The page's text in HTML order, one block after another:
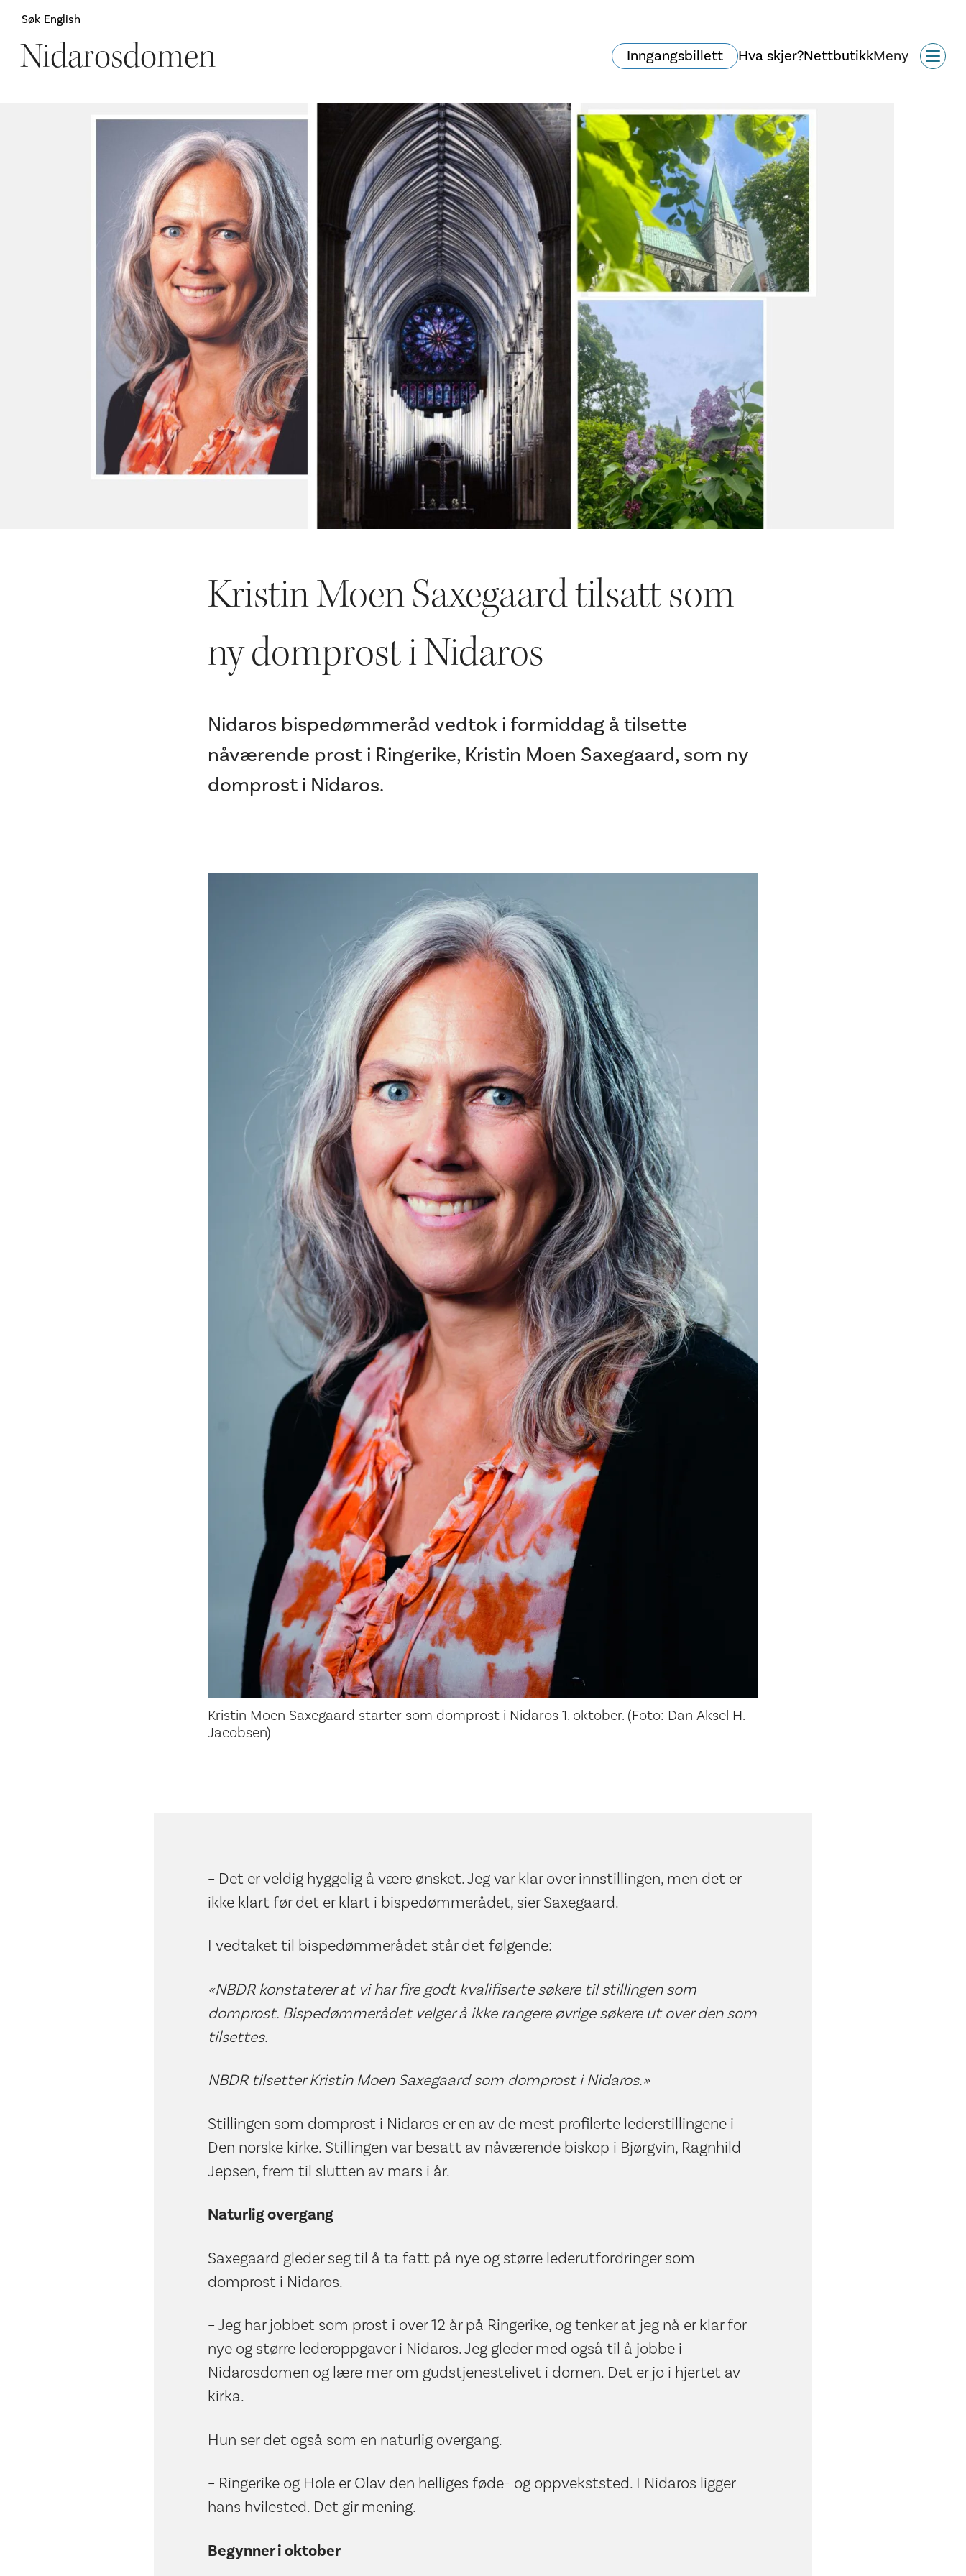
Søk English
Nidarosdomen Inngangsbillett Hva skjer?NettbutikkMeny
Kristin Moen Saxegaard tilsatt som
ny domprost i Nidaros
Nidaros bispedømmeråd vedtok i formiddag å tilsette
nåværende prost i Ringerike, Kristin Moen Saxegaard, som ny
domprost i Nidaros.
Kristin Moen Saxegaard starter som domprost i Nidaros 1. oktober. (Foto: Dan Aksel H.
Jacobsen)
– Det er veldig hyggelig å være ønsket. Jeg var klar over innstillingen, men det er
ikke klart før det er klart i bispedømmerådet, sier Saxegaard.
I vedtaket til bispedømmerådet står det følgende:
«NBDR konstaterer at vi har fire godt kvalifiserte søkere til stillingen som
domprost. Bispedømmerådet velger å ikke rangere øvrige søkere ut over den som
tilsettes.
NBDR tilsetter Kristin Moen Saxegaard som domprost i Nidaros.»
Stillingen som domprost i Nidaros er en av de mest profilerte lederstillingene i
Den norske kirke. Stillingen var besatt av nåværende biskop i Bjørgvin, Ragnhild
Jepsen, frem til slutten av mars i år.
Naturlig overgang
Saxegaard gleder seg til å ta fatt på nye og større lederutfordringer som
domprost i Nidaros.
– Jeg har jobbet som prost i over 12 år på Ringerike, og tenker at jeg nå er klar for
nye og større lederoppgaver i Nidaros. Jeg gleder med også til å jobbe i
Nidarosdomen og lære mer om gudstjenestelivet i domen. Det er jo i hjertet av
kirka.
Hun ser det også som en naturlig overgang.
– Ringerike og Hole er Olav den helliges føde- og oppvekststed. I Nidaros ligger
hans hvilested. Det gir mening.
Begynner i oktober